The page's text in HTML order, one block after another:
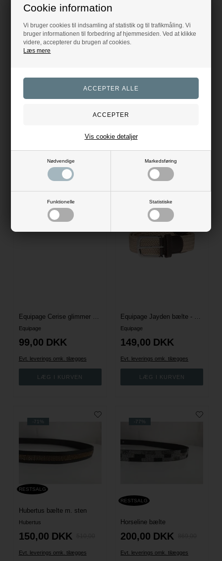
Cookie information
Vi bruger cookies til indsamling af statistik og til trafikmåling. Vi
bruger informationen til forbedring af hjemmesiden. Ved at klikke
videre, accepterer du brugen af cookies.
Læs mere
Nødvendige Markedsføring
Funktionelle Statistiske
Vis cookie detaljer
Kingsland Biar Unisex Bælte - Green Castor
Evt. leverings omk. tilægges Evt. leverings omk. tilægges
Equipage Cerise glimmer børnebælte - One Size
Equipage
99,00 DKK
Evt. leverings omk. tilægges
Equipage Jayden bælte - One Size - Sand
Equipage
149,00 DKK
Evt. leverings omk. tilægges
-71%
RESTSALG
Hubertus bælte m. sten
Hubertus
150,00 DKK
Evt. leverings omk. tilægges
-77%
RESTSALG
Horseline bælte
200,00 DKK
Evt. leverings omk. tilægges